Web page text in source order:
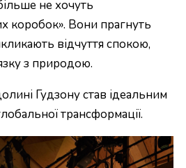
не хочуть
коробок». Вони прагнуть
відчуття спокою,
з природою.
Гудзону став ідеальним
трансформації.